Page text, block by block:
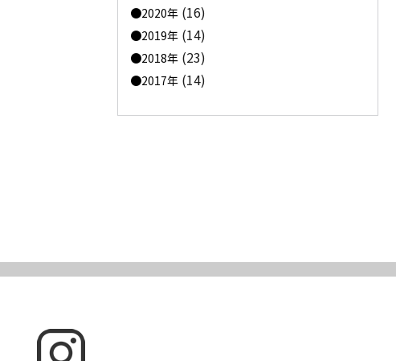
2020年 (16)
2019年 (14)
2018年 (23)
2017年 (14)